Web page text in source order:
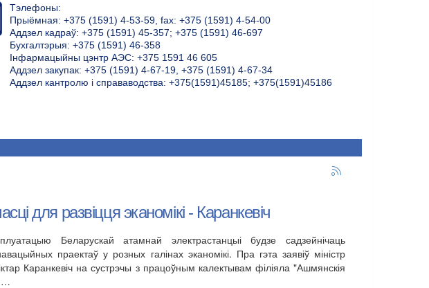
Тэлефоны:
Прыёмная: +375 (1591) 4-53-59, fax: +375 (1591) 4-54-00
Аддзел кадраў: +375 (1591) 45-357; +375 (1591) 46-697
Бухгалтэрыя: +375 (1591) 46-358
Інфармацыйны цэнтр АЭС: +375 1591 46 605
Аддзел закупак: +375 (1591) 4-67-19, +375 (1591) 4-67-34
Аддзел кантролю і справаводства: +375(1591)45185; +375(1591)45186
для развіцця эканомікі - Каранкевіч
Беларускай атамнай электрастанцыі будзе садзейнічаць
праектаў у розных галінах эканомікі. Пра гэта заявіў міністр
Каранкевіч на сустрэчы з працоўным калектывам філіяла "Ашмянскія